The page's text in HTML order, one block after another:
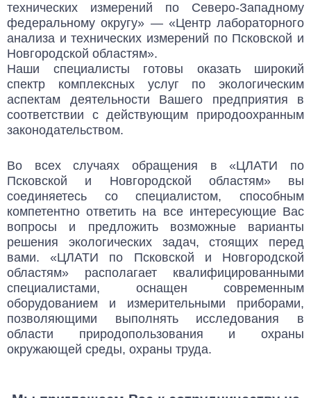
технических измерений по Северо-Западному
федеральному округу» — «Центр лабораторного
анализа и технических измерений по Псковской и
Новгородской областям».
Наши специалисты готовы оказать широкий
спектр комплексных услуг по экологическим
аспектам деятельности Вашего предприятия в
соответствии с действующим природоохранным
законодательством.
Во всех случаях обращения в «ЦЛАТИ по
Псковской и Новгородской областям» вы
соединяетесь со специалистом, способным
компетентно ответить на все интересующие Вас
вопросы и предложить возможные варианты
решения экологических задач, стоящих перед
вами. «ЦЛАТИ по Псковской и Новгородской
областям» располагает квалифицированными
специалистами, оснащен современным
оборудованием и измерительными приборами,
позволяющими выполнять исследования в
области природопользования и охраны
окружающей среды, охраны труда.